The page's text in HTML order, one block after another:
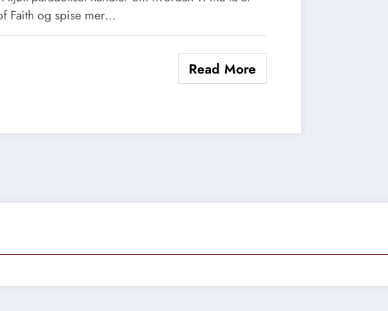
Faith og spise mer…
Read More